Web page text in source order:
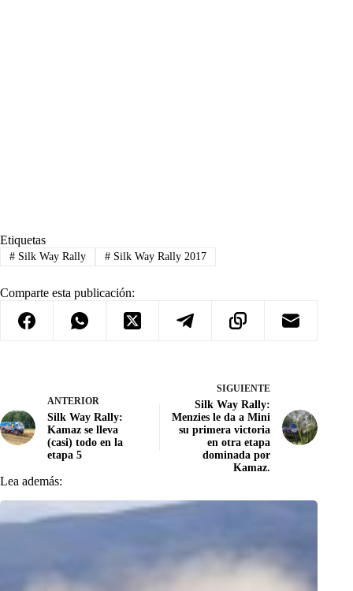
Etiquetas
#Silk Way Rally #Silk Way Rally 2017
Comparte esta publicación:
ANTERIOR
Silk Way Rally:
Kamaz se lleva
(casi) todo en la
etapa 5
SIGUIENTE
Silk Way Rally:
Menzies le da a Mini
su primera victoria
en otra etapa
dominada por
Kamaz.
Lea además: